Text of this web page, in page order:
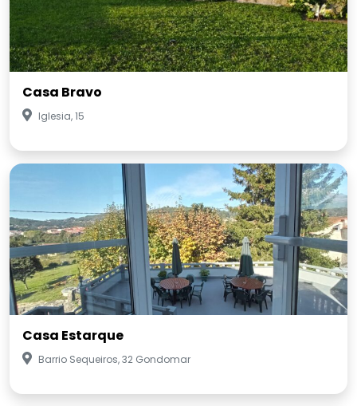
Casa Bravo
Iglesia, 15
Casa Estarque
Barrio Sequeiros, 32 Gondomar